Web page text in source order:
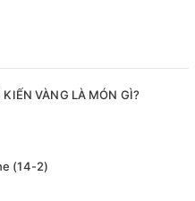
VÀNG LÀ MÓN GÌ?
(14-2)